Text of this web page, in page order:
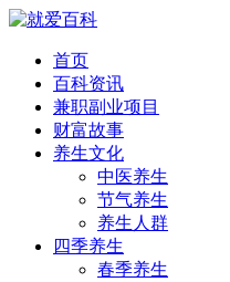
首页
百科资讯
兼职副业项目
财富故事
养生文化
中医养生
节气养生
养生人群
四季养生
春季养生